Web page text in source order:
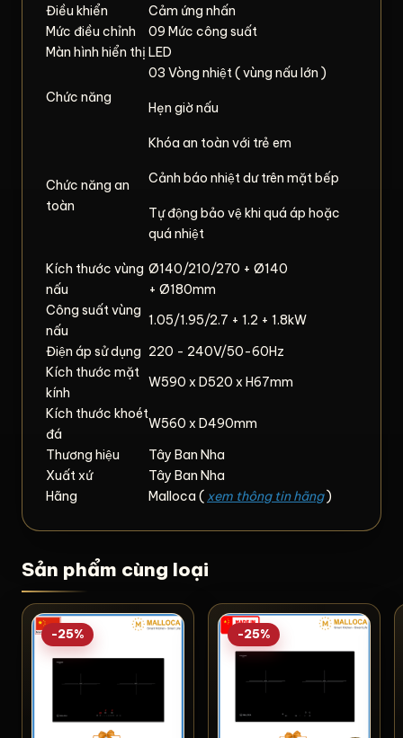
Điều khiển
Cảm ứng nhấn
Mức điều chỉnh
09 Mức công suất
Màn hình hiển thị LED
Chức năng
03 Vòng nhiệt ( vùng nấu lớn )
Hẹn giờ nấu
Chức năng an
toàn
Khóa an toàn với trẻ em
Cảnh báo nhiệt dư trên mặt bếp
Tự động bảo vệ khi quá áp hoặc
quá nhiệt
Kích thước vùng
nấu
Ø140/210/270 + Ø140
+ Ø180mm
Công suất vùng
nấu
1.05/1.95/2.7 + 1.2 + 1.8kW
Điện áp sử dụng 220 - 240V/50-60Hz
Kích thước mặt
kính
W590 x D520 x H67mm
Kích thước khoét
đá
W560 x D490mm
Thương hiệu
Tây Ban Nha
Xuất xứ
Tây Ban Nha
Hãng
Malloca ( xem thông tin hãng)
Sản phẩm cùng loại
-25% -25%